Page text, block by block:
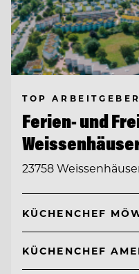
TOP ARBEITGEBER
Ferien- und
23758
KÜCHENCHEF
KÜCHENCHEF